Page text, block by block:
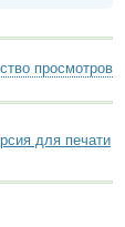
просмотров
для печати